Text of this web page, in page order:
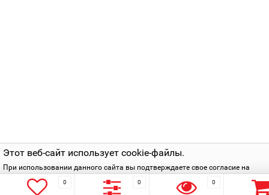
Этот веб-сайт использует cookie-файлы.
При использовании данного сайта вы подтверждаете свое согласие на
использование cookie-файлов в соответствии с нашей
0 0 0